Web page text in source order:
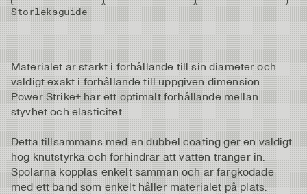
Storleksguide
Materialet är starkt i förhållande till sin diameter och
väldigt exakt i förhållande till uppgiven dimension.
Power Strike+ har ett optimalt förhållande mellan
styvhet och elasticitet.
Detta tillsammans med en dubbel coating ger en väldigt
hög knutstyrka och förhindrar att vatten tränger in.
Spolarna kopplas enkelt samman och är färgkodade
med ett band som enkelt håller materialet på plats.